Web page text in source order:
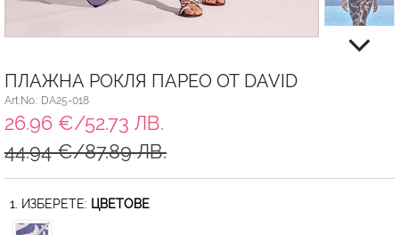
ПЛАЖНА РОКЛЯ ПАРЕО ОТ DAVID
Art.No.: DA25-018
26.96 €/52.73 ЛВ.
44.94 €/87.89 ЛВ.
1. ИЗБЕРЕТЕ: ЦВЕТОВЕ